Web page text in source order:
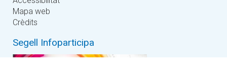
Mapa web
Crèdits
Segell Infoparticipa